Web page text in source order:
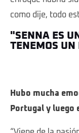
como dije, todo
"SENNA ES
TENEMOS UN
Hubo mucha
Portugal y luego